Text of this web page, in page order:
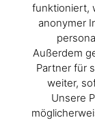
funktioniert,
anonymer
Außerdem
Partner für
weiter,
Unsere